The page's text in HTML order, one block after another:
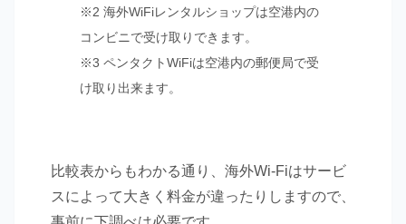
※2 海外WiFiレンタルショップは空港内の
コンビニで受け取りできます。
※3 ペンタクトWiFiは空港内の郵便局で受
け取り出来ます。
比較表からもわかる通り、海外Wi-Fiはサービ
スによって大きく料金が違ったりしますので、